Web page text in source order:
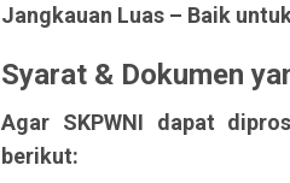
Jangkauan Luas – Baik
Syarat & Dokumen
Agar SKPWNI dapat
berikut: